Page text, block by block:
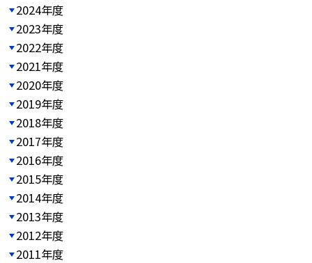
2024年度
2023年度
2022年度
2021年度
2020年度
2019年度
2018年度
2017年度
2016年度
2015年度
2014年度
2013年度
2012年度
2011年度